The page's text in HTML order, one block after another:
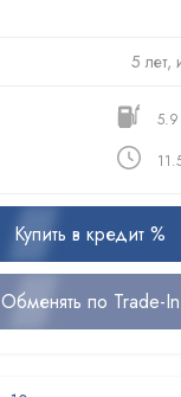
5 лет,
5.9
Купить в кредит %
Обменять по Trade-In